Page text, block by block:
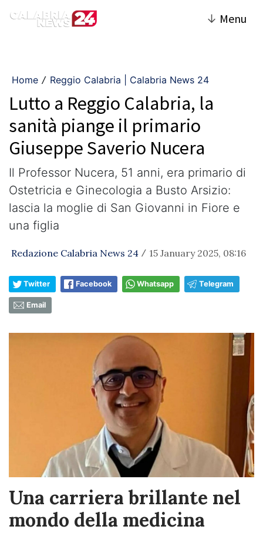
↓ Menu
Home / Reggio Calabria | Calabria News 24
Lutto a Reggio Calabria, la
sanità piange il primario
Giuseppe Saverio Nucera
Il Professor Nucera, 51 anni, era primario di
Ostetricia e Ginecologia a Busto Arsizio:
lascia la moglie di San Giovanni in Fiore e
una figlia
Redazione Calabria News 24 / 15 January 2025, 08:16
Twitter Facebook Whatsapp Telegram
Email
Una carriera brillante nel
mondo della medicina